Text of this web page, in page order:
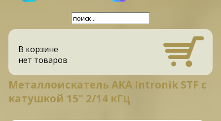
В корзине
нет товаров
Металлоискатель АКА Intronik STF c
катушкой 15" 2/14 кГц